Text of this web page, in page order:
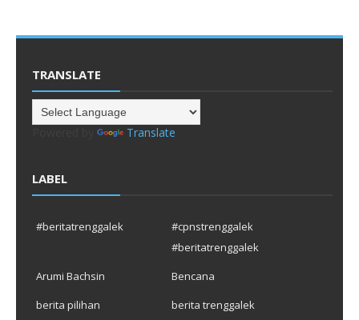
TRANSLATE
Translate
LABEL
#beritatrenggalek
#cpnstrenggalek
#beritatrenggalek
Arumi Bachsin
Bencana
berita pilihan
berita trenggalek